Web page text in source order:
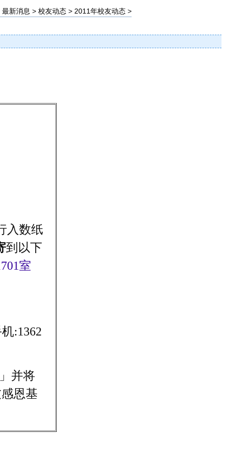
最新消息 >校友动态 > 2011年校友动态 >
入数纸
到以下
室
:1362
并将
恩基